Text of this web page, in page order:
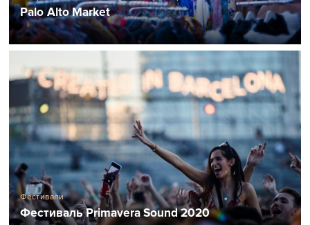
Palo Alto Market
Фестивали
Фестиваль Primavera Sound 2020